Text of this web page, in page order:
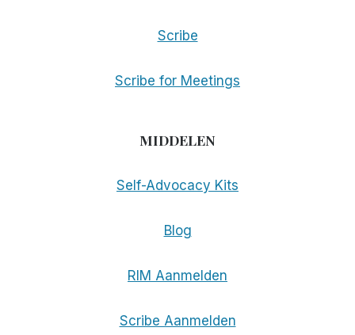
Scribe
Scribe for Meetings
MIDDELEN
Self-Advocacy Kits
Blog
RIM Aanmelden
Scribe Aanmelden